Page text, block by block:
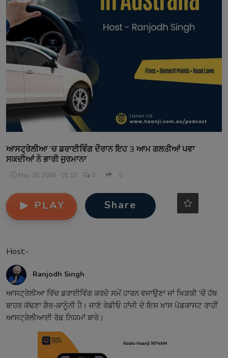
Sponsors
Matrimonial
Event
Contact
ਆਸਟ੍ਰੇਲੀਆ 'ਚ ਡਰਾਈਵਿੰਗ ਦੌਰਾਨ ਇਹ 3 ਆਮ ਗਲਤੀਆਂ ਪਵਾ
ਸਕਦੀਆਂ ਨੇ ਭਾਰੀ ਜੁਰਮਾਨਾ
May 20, 2026 - 01:10 0 0
PLAY Share
Host:-
Ranjodh Singh
ਆਸਟ੍ਰੇਲੀਆ ਵਿੱਚ ਡਰਾਈਵਿੰਗ ਕਰਦੇ ਸਮੇਂ ਹਾਰਨ ਵਜਾਉਣਾ ਜਾਂ ਖਿੜਕੀ 'ਚੋਂ ਹੱਥ
ਬਾਹਰ ਕੱਢਣਾ ਗੈਰ-ਕਾਨੂੰਨੀ ਹੈ। ਜਾਣੋ ਰੇਡੀਓ ਹਾਂਜੀ ਦੇ ਇਸ ਖਾਸ ਪੋਡਕਾਸਟ ਰਾਹੀਂ
ਆਸਟ੍ਰੇਲੀਆਈ ਰੋਡ ਨਿਯਮਾਂ ਬਾਰੇ।